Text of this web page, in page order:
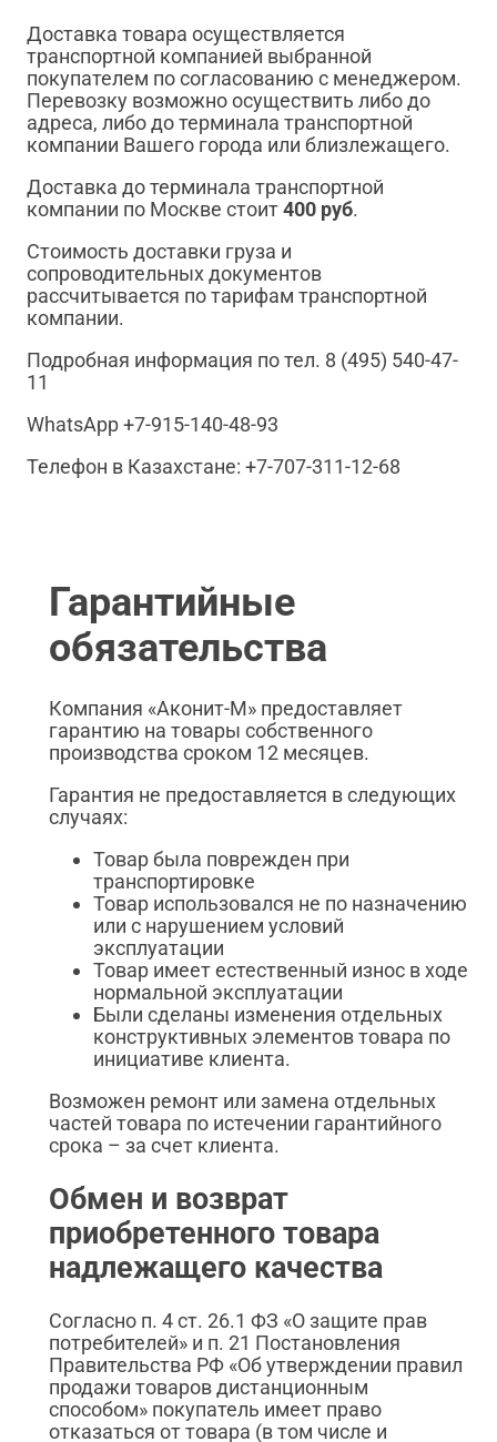
Доставка товара осуществляется
транспортной компанией выбранной
покупателем по согласованию с менеджером.
Перевозку возможно осуществить либо до
адреса, либо до терминала транспортной
компании Вашего города или близлежащего.
Доставка до терминала транспортной
компании по Москве стоит400 руб.
Стоимость доставки груза и
сопроводительных документов
рассчитывается по тарифам транспортной
компании.
Подробная информация по тел. 8 (495) 540-47-
11
WhatsApp +7-915-140-48-93
Телефон в Казахстане: +7-707-311-12-68
Гарантийные
обязательства
Компания «Аконит-М» предоставляет
гарантию на товары собственного
производства сроком 12 месяцев.
Гарантия не предоставляется в следующих
случаях:
Товар была поврежден при
транспортировке
Товар использовался не по назначению
или с нарушением условий
эксплуатации
Товар имеет естественный износ в ходе
нормальной эксплуатации
Были сделаны изменения отдельных
конструктивных элементов товара по
инициативе клиента.
Возможен ремонт или замена отдельных
частей товара по истечении гарантийного
срока – за счет клиента.
Обмен и возврат
приобретенного товара
надлежащего качества
Согласно п. 4 ст. 26.1 ФЗ «О защите прав
потребителей» и п. 21 Постановления
Правительства РФ «Об утверждении правил
продажи товаров дистанционным
способом» покупатель имеет право
отказаться от товара (в том числе и